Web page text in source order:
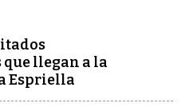
llegan a la
Espriella